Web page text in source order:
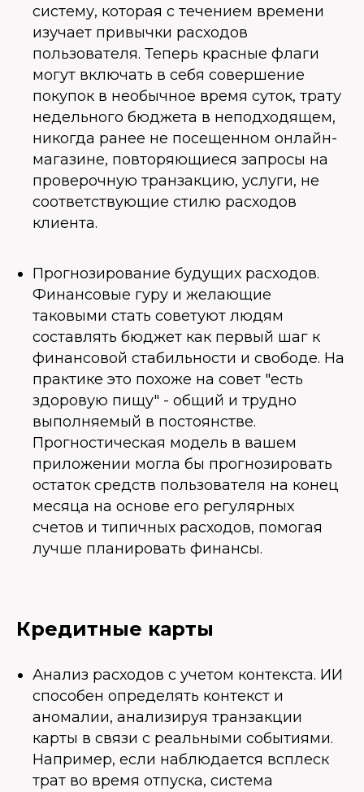
систему, которая с течением времени
изучает привычки расходов
пользователя. Теперь красные флаги
могут включать в себя совершение
покупок в необычное время суток, трату
недельного бюджета в неподходящем,
никогда ранее не посещенном онлайн-
магазине, повторяющиеся запросы на
проверочную транзакцию, услуги, не
соответствующие стилю расходов
клиента.
Прогнозирование будущих расходов.
Финансовые гуру и желающие
таковыми стать советуют людям
составлять бюджет как первый шаг к
финансовой стабильности и свободе. На
практике это похоже на совет "есть
здоровую пищу" - общий и трудно
выполняемый в постоянстве.
Прогностическая модель в вашем
приложении могла бы прогнозировать
остаток средств пользователя на конец
месяца на основе его регулярных
счетов и типичных расходов, помогая
лучше планировать финансы.
Кредитные карты
Анализ расходов с учетом контекста. ИИ
способен определять контекст и
аномалии, анализируя транзакции
карты в связи с реальными событиями.
Например, если наблюдается всплеск
трат во время отпуска, система